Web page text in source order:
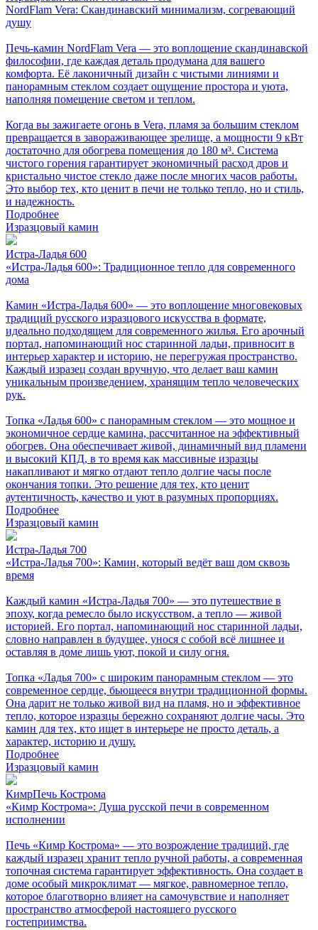
NordFlam Vera: Скандинавский минимализм, согревающий
душу
Печь-камин NordFlam Vera — это воплощение скандинавской
философии, где каждая деталь продумана для вашего
комфорта. Её лаконичный дизайн с чистыми линиями и
панорамным стеклом создает ощущение простора и уюта,
наполняя помещение светом и теплом.
Когда вы зажигаете огонь в Vera, пламя за большим стеклом
превращается в завораживающее зрелище, а мощности 9 кВт
достаточно для обогрева помещения до 180 м³. Система
чистого горения гарантирует экономичный расход дров и
кристально чистое стекло даже после многих часов работы.
Это выбор тех, кто ценит в печи не только тепло, но и стиль,
и надежность.
Подробнее
Изразцовый камин
Истра-Ладья 600
«Истра-Ладья 600»: Традиционное тепло для современного
дома
Камин «Истра-Ладья 600» — это воплощение многовековых
традиций русского изразцового искусства в формате,
идеально подходящем для современного жилья. Его арочный
портал, напоминающий нос старинной ладьи, привносит в
интерьер характер и историю, не перегружая пространство.
Каждый изразец создан вручную, что делает ваш камин
уникальным произведением, хранящим тепло человеческих
рук.
Топка «Ладья 600» с панорамным стеклом — это мощное и
экономичное сердце камина, рассчитанное на эффективный
обогрев. Она обеспечивает живой, динамичный вид пламени
и высокий КПД, в то время как массивные изразцы
накапливают и мягко отдают тепло долгие часы после
окончания топки. Это решение для тех, кто ценит
аутентичность, качество и уют в разумных пропорциях.
Подробнее
Изразцовый камин
Истра-Ладья 700
«Истра-Ладья 700»: Камин, который ведёт ваш дом сквозь
время
Каждый камин «Истра-Ладья 700» — это путешествие в
эпоху, когда ремесло было искусством, а тепло — живой
историей. Его портал, напоминающий нос старинной ладьи,
словно направлен в будущее, унося с собой всё лишнее и
оставляя в доме лишь уют, покой и силу огня.
Топка «Ладья 700» с широким панорамным стеклом — это
современное сердце, бьющееся внутри традиционной формы.
Она дарит не только живой вид на пламя, но и эффективное
тепло, которое изразцы бережно сохраняют долгие часы. Это
камин для тех, кто ищет в интерьере не просто деталь, а
характер, историю и душу.
Подробнее
Изразцовый камин
КимрПечь Кострома
«Кимр Кострома»: Душа русской печи в современном
исполнении
Печь «Кимр Кострома» — это возрождение традиций, где
каждый изразец хранит тепло ручной работы, а современная
топочная система гарантирует эффективность. Она создает в
доме особый микроклимат — мягкое, равномерное тепло,
которое благотворно влияет на самочувствие и наполняет
пространство атмосферой настоящего русского
гостеприимства.